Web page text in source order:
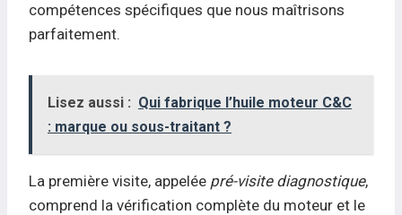
compétences spécifiques que nous maîtrisons
parfaitement.
Lisez aussi : Qui fabrique l’huile moteur C&C
: marque ou sous-traitant ?
La première visite, appelée pré-visite diagnostique,
comprend la vérification complète du moteur et le